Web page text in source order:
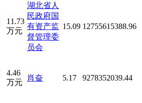
11.73
万元
湖北省人
民政府国
有资产监
督管理委
员会
15.09 12755615388.96
4.46
万元
肖奋 5.17 9278352039.44